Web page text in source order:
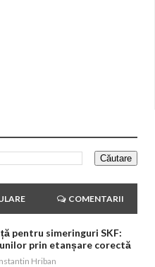
COMENTARII
pentru simeringuri SKF:
prin etanșare corectă
Hriban